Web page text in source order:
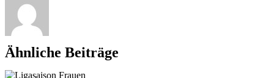
Ähnliche Beiträge